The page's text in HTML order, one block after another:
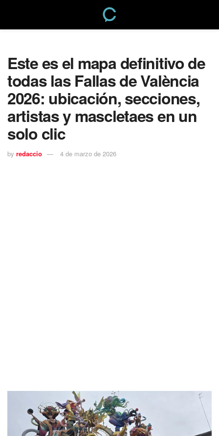
Este es el mapa definitivo de
todas las Fallas de València
2026: ubicación, secciones,
artistas y mascletaes en un
solo clic
by redaccio 4 de marzo de 2026